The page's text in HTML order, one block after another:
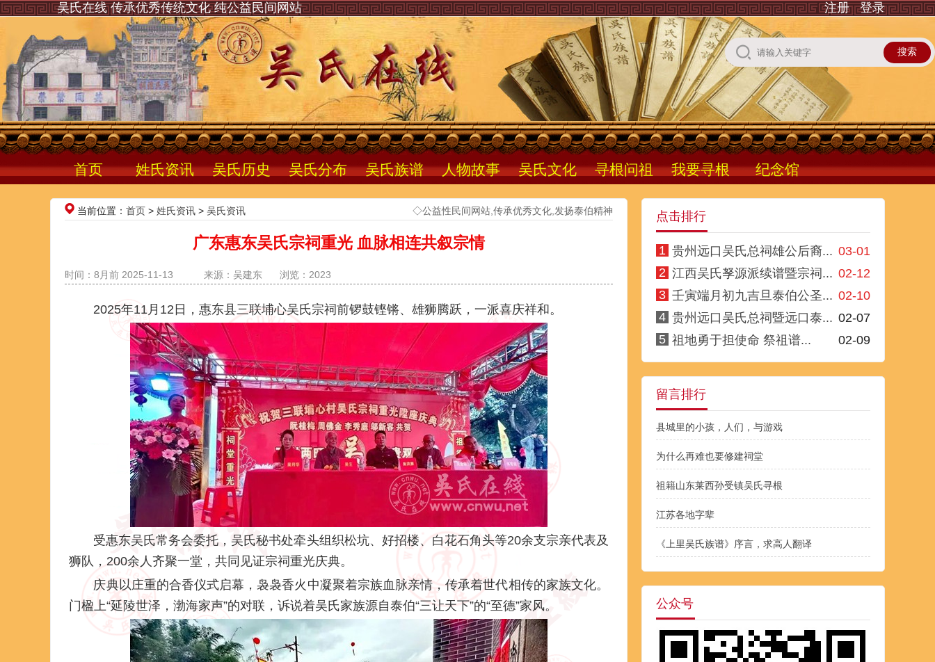
注册 登录
吴氏在线 传承优秀传统文化 纯公益民间网站
首页 姓氏资讯 吴氏历史 吴氏分布 吴氏族谱 人物故事 吴氏文化 寻根问祖 我要寻根 纪念馆
当前位置： 首页 > 姓氏资讯 > 吴氏资讯 ◇公益性民间网站,传承优秀文化,发扬泰伯精神
广东惠东吴氏宗祠重光 血脉相连共叙宗情
时间：8月前 2025-11-13 来源：吴建东 浏览：2023
2025年11月12日，惠东县三联埔心吴氏宗祠前锣鼓铿锵、雄狮腾跃，一派喜庆祥和。
受惠东吴氏常务会委托，吴氏秘书处牵头组织松坑、好招楼、白花石角头等20余支宗亲代表及
狮队，200余人齐聚一堂，共同见证宗祠重光庆典。
庆典以庄重的合香仪式启幕，袅袅香火中凝聚着宗族血脉亲情，传承着世代相传的家族文化。
门楹上“延陵世泽，渤海家声”的对联，诉说着吴氏家族源自泰伯“三让天下”的“至德”家风。
点击排行
1 03-01
贵州远口吴氏总祠雄公后裔...
2
02-12
江西吴氏孥源派续谱暨宗祠...
3
02-10
壬寅端月初九吉旦泰伯公圣...
4
02-07
贵州远口吴氏总祠暨远口泰...
5
02-09
祖地勇于担使命 祭祖谱...
留言排行
县城里的小孩，人们，与游戏
为什么再难也要修建祠堂
祖籍山东莱西孙受镇吴氏寻根
江苏各地字辈
《上里吴氏族谱》序言，求高人翻译
公众号